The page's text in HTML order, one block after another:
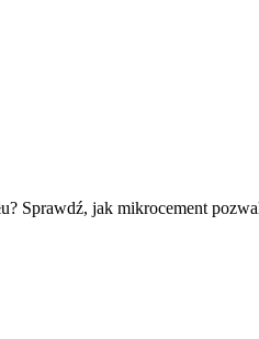
Sprawdź, jak mikrocement